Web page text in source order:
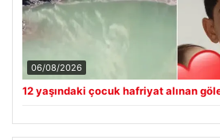
06/08/2026
12 yaşındaki çocuk hafriyat alınan